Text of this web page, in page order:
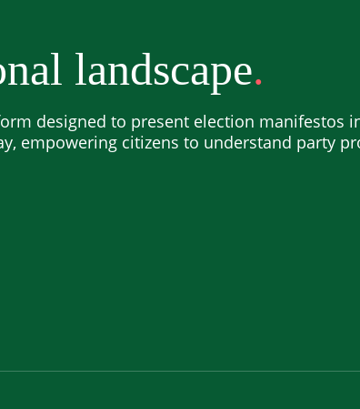
landscape
designed to present election manifestos
empowering citizens to understand party